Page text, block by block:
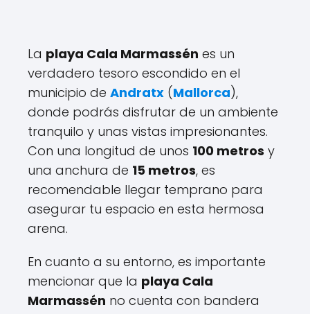
La playa Cala Marmassén es un
verdadero tesoro escondido en el
municipio de Andratx (Mallorca),
donde podrás disfrutar de un ambiente
tranquilo y unas vistas impresionantes.
Con una longitud de unos 100 metros y
una anchura de 15 metros, es
recomendable llegar temprano para
asegurar tu espacio en esta hermosa
arena.
En cuanto a su entorno, es importante
mencionar que la playa Cala
Marmassén no cuenta con bandera